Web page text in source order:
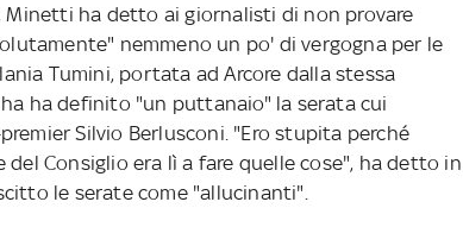
Minetti ha detto ai giornalisti di non provare
nemmeno un po' di vergogna per le
Tumini, portata ad Arcore dalla stessa
ha definito "un puttanaio" la serata cui
Silvio Berlusconi. "Ero stupita perché
Consiglio era lì a fare quelle cose", ha detto in
le serate come "allucinanti".